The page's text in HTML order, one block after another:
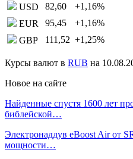
USD
82,60 +1,16%
EUR
95,45 +1,16%
GBP
111,52 +1,25%
Курсы валют в RUB на
Новое на сайте
Найденные спустя 1600 лет
библейской…
Электронаддув eBoost Air от
мощности…